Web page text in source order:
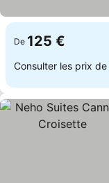
De 125 €
Consulter les prix de